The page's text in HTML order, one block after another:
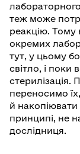
теж може
реакцію. Тому
окремих
тут, у цьому
світло, і поки
стерилізація.
переносимо
й
принципі, не
дослідниця.